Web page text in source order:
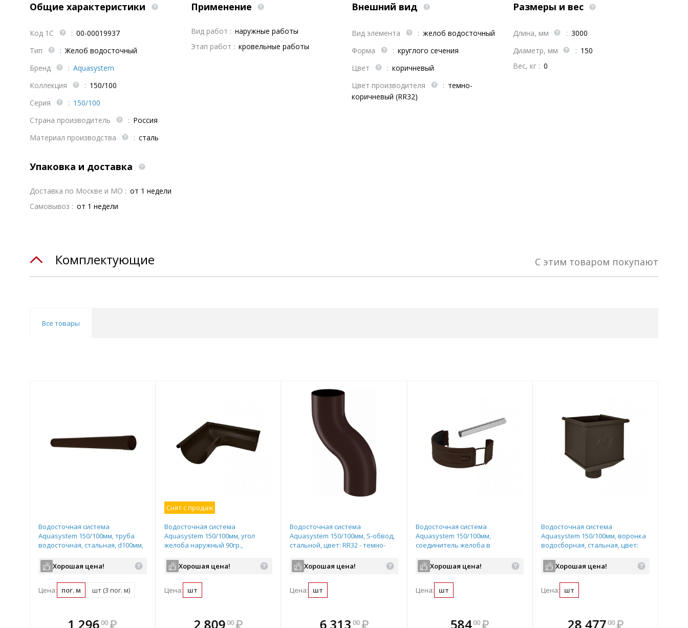
Общие характеристики
Код 1С : 00-00019937
Тип
: Желоб водосточный
Бренд
: Aquasystem
Коллекция
: 150/100
Серия
: 150/100
Страна производитель
: Россия
Материал производства
: сталь
Применение
Вид работ : наружные работы
Этап работ : кровельные работы
Внешний вид
Вид элемента : желоб водосточный
Форма
: круглого сечения
Цвет
: коричневый
Цвет производителя
: темно-
коричневый (RR32)
Размеры и вес
Длина, мм : 3000
Диаметр, мм
: 150
Вес, кг : 0
Упаковка и доставка
Доставка по Москве и МО : от 1 недели
Самовывоз : от 1 недели
С этим товаром покупают
Комплектующие
Все товары
Водосточная система
Aquasystem 150/100мм, труба
водосточная, стальная, d100мм,
коричневый
Хорошая цена!
Цена: пог. м шт (3 пог. м)
1 29600 ₽
В комплекте
Снят с продаж
Водосточная система
Aquasystem 150/100мм, угол
желоба наружный 90гр.,
коричневый
Хорошая цена!
Цена: шт
В комплекте
2 80900 ₽
В комплекте
Водосточная система
Aquasystem 150/100мм, S-обвод,
стальной, цвет: RR32 - темно-
Хорошая цена!
Цена: шт
В комплекте
6 313 00 ₽
В комплекте
Водосточная система
Aquasystem 150/100мм,
соединитель желоба в
- темно-коричневый
Хорошая цена!
Цена: шт
В комплекте
58400 ₽
В комплекте
Водосточная система
Aquasystem 150/100мм, воронка
водосборная, стальная, цвет:
Хорошая цена!
Цена: шт
В комплекте
28 47700 ₽